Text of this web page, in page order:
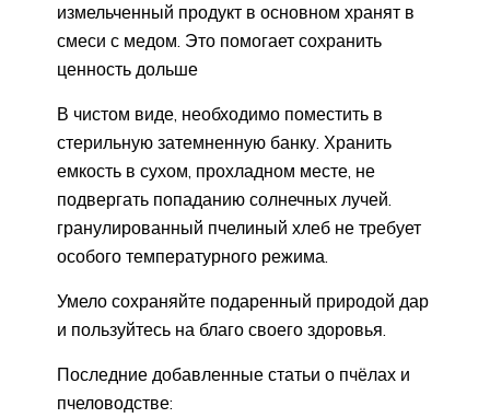
измельченный продукт в основном хранят в
смеси с медом. Это помогает сохранить
ценность дольше
В чистом виде, необходимо поместить в
стерильную затемненную банку. Хранить
емкость в сухом, прохладном месте, не
подвергать попаданию солнечных лучей.
гранулированный пчелиный хлеб не требует
особого температурного режима.
Умело сохраняйте подаренный природой дар
и пользуйтесь на благо своего здоровья.
Последние добавленные статьи о пчёлах и
пчеловодстве: